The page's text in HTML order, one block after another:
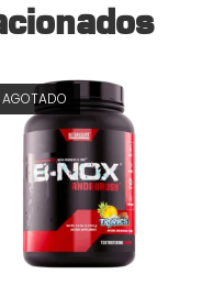
AGOTADO